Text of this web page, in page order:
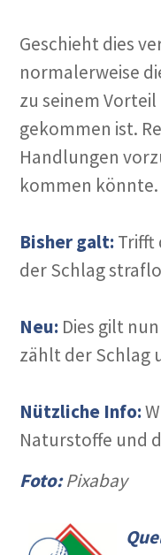
Geschieht dies
normalerweise
zu seinem
gekommen ist.
Handlungen
kommen könnte.
Bisher galt: Trifft
der Schlag
Neu: Dies gilt
zählt der Schlag
Nützliche Info:
Naturstoffe und
Foto:Pixabay